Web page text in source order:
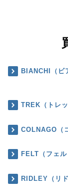
BIANCHI（ビ
TREK（トレッ
COLNAGO（
FELT（フェル
RIDLEY（リド